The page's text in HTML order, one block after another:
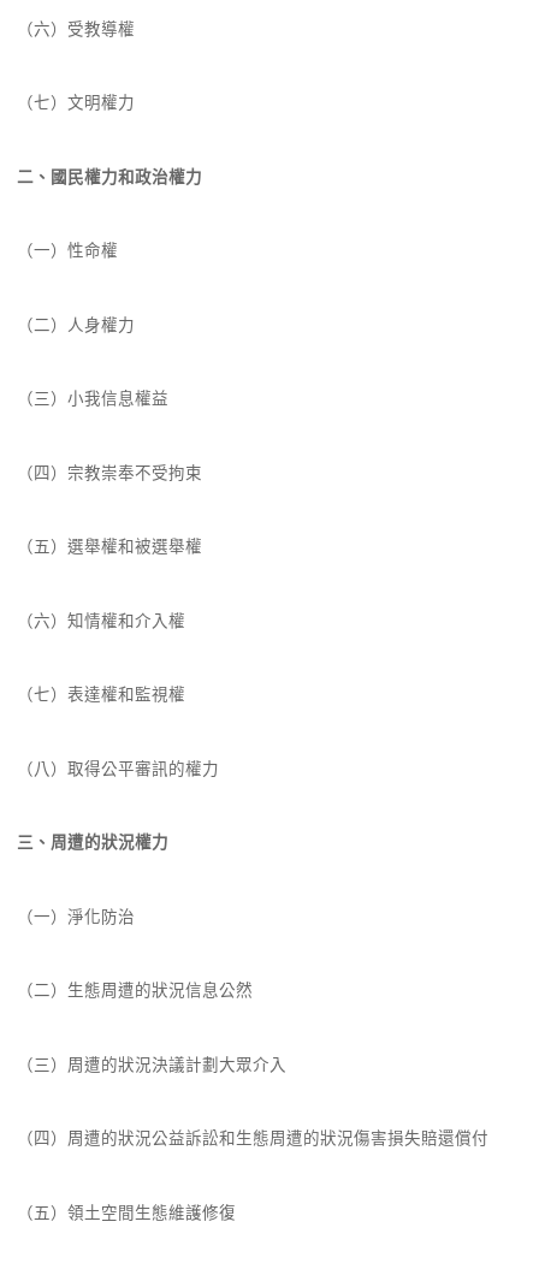
（六）受教導權
（七）文明權力
二、國民權力和政治權力
（一）性命權
（二）人身權力
（三）小我信息權益
（四）宗教崇奉不受拘束
（五）選舉權和被選舉權
（六）知情權和介入權
（七）表達權和監視權
（八）取得公平審訊的權力
三、周遭的狀況權力
（一）淨化防治
（二）生態周遭的狀況信息公然
（三）周遭的狀況決議計劃大眾介入
（四）周遭的狀況公益訴訟和生態周遭的狀況傷害損失賠還償付
（五）領土空間生態維護修復